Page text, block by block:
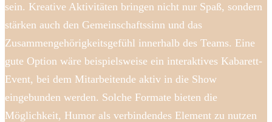
sein. Kreative Aktivitäten bringen nicht nur Spaß, sondern
stärken auch den Gemeinschaftssinn und das
Zusammengehörigkeitsgefühl innerhalb des Teams. Eine
gute Option wäre beispielsweise ein interaktives Kabarett-
Event, bei dem Mitarbeitende aktiv in die Show
eingebunden werden. Solche Formate bieten die
Möglichkeit, Humor als verbindendes Element zu nutzen